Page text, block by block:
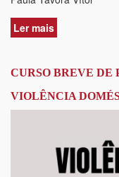
Ler mais
de
BREVE
PÓS-
GRADUAÇÃO
REGIME
DO
CURSO BREVE DE
VIOLÊNCIA